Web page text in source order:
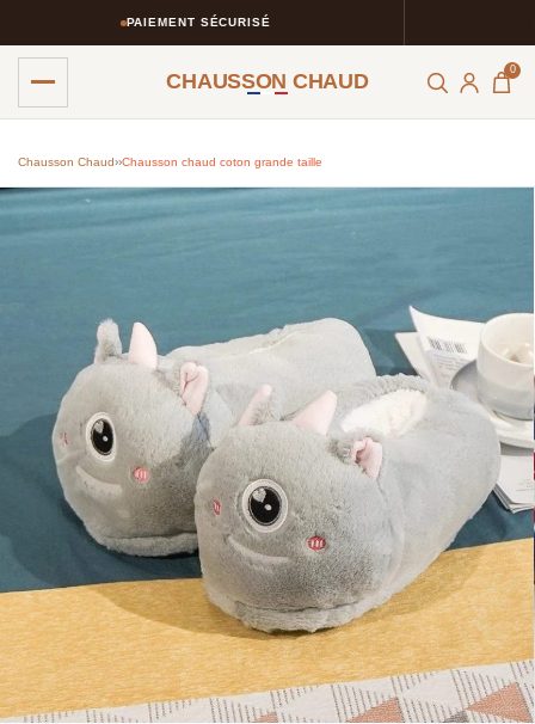
PAIEMENT SÉCURISÉ
CHAUSSON CHAUD 0
Chausson Chaud››Chausson chaud coton grande taille